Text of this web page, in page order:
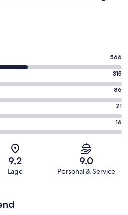
566
315
86
21
16
9,2
Lage
9,0
Personal & Service